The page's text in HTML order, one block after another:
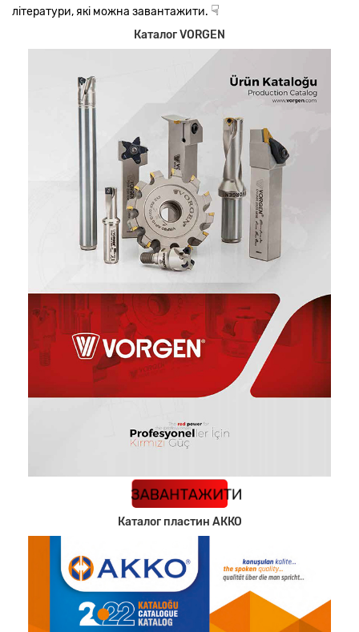
літератури, які можна завантажити. ☟
Каталог VORGEN
ЗАВАНТАЖИТИ
КАТАЛОГ
Каталог пластин АККО